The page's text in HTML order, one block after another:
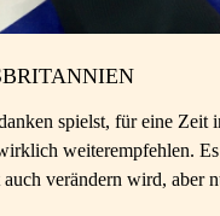
spielst, für eine Zeit
weiterempfehlen.
verändern wird, aber